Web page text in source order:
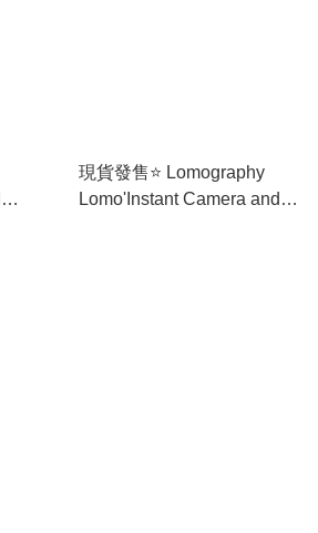
現貨發售⭐️ Lomography
Lomo'Instant Camera and